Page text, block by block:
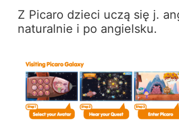
Z Picaro dzieci uczą się j.
naturalnie i po angielsku.